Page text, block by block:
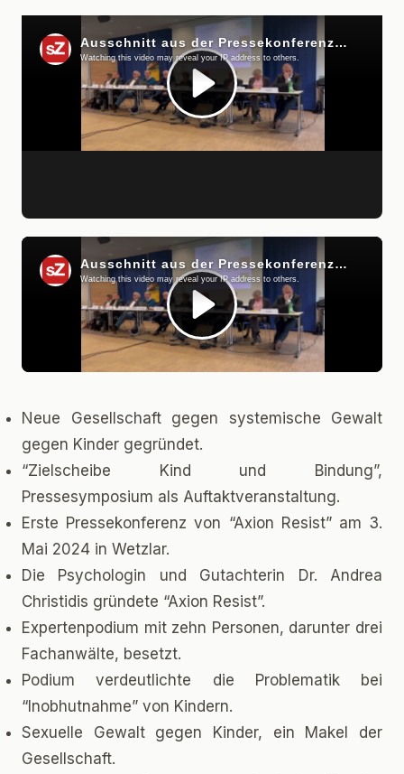
Neue Gesellschaft gegen systemische Gewalt
gegen Kinder gegründet.
“Zielscheibe Kind und Bindung”,
Pressesymposium als Auftaktveranstaltung.
Erste Pressekonferenz von “Axion Resist” am 3.
Mai 2024 in Wetzlar.
Die Psychologin und Gutachterin Dr. Andrea
Christidis gründete “Axion Resist”.
Expertenpodium mit zehn Personen, darunter drei
Fachanwälte, besetzt.
Podium verdeutlichte die Problematik bei
“Inobhutnahme” von Kindern.
Sexuelle Gewalt gegen Kinder, ein Makel der
Gesellschaft.